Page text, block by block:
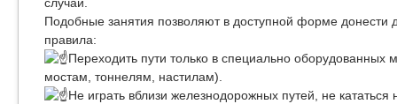
Подобные занятия позволяют в доступной форме донести
правила:
Переходить пути только в специально
мостам, тоннелям, настилам).
Не играть вблизи железнодорожных путей, не кататься